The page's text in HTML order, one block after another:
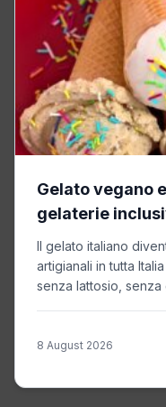
Gelato vegano
gelaterie
Il gelato italiano
artigianali in tutta
senza lattosio, senza
8 August 2026